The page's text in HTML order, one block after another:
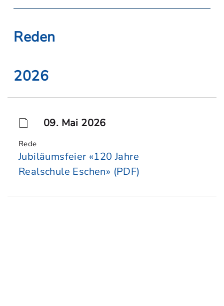
Reden
2026
Jubiläumsfeier «120 Jahre
Realschule Eschen» (PDF)
Rede
09. Mai 2026